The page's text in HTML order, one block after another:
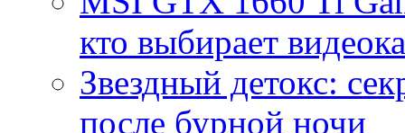
кто выбирает
Звездный детокс:
после бурной ночи